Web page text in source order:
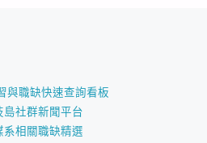
與職缺快速查詢看板
社群新聞平台
相關職缺精選